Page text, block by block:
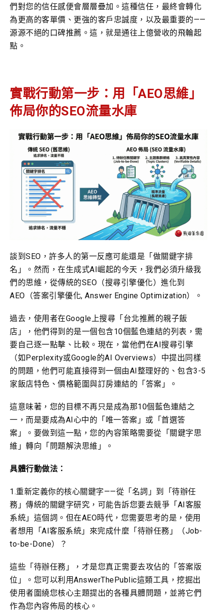
們對您的信任感便會層層疊加。這種信任，最終會轉化
為更高的客單價、更強的客戶忠誠度，以及最重要的——
源源不絕的口碑推薦。這，就是通往上億營收的飛輪起
點。
實戰行動第一步：用「AEO思維」
佈局你的SEO流量水庫
談到SEO，許多人的第一反應可能還是「做關鍵字排
名」。然而，在生成式AI崛起的今天，我們必須升級我
們的思維，從傳統的SEO（搜尋引擎優化）進化到
AEO（答案引擎優化, Answer Engine Optimization）。
過去，使用者在Google上搜尋「台北推薦的親子飯
店」，他們得到的是一個包含10個藍色連結的列表，需
要自己逐一點擊、比較。現在，當他們在AI搜尋引擎
（如Perplexity或Google的AI Overviews）中提出同樣
的問題，他們可能直接得到一個由AI整理好的、包含3-5
家飯店特色、價格範圍與訂房連結的「答案」。
這意味著，您的目標不再只是成為那10個藍色連結之
一，而是要成為AI心中的「唯一答案」或「首選答
案」。要做到這一點，您的內容策略需要從「關鍵字思
維」轉向「問題解決思維」。
具體行動做法：
1.重新定義你的核心關鍵字——從「名詞」到「待辦任
務」傳統的關鍵字研究，可能告訴您要去競爭「AI客服
系統」這個詞。但在AEO時代，您需要思考的是，使用
者想用「AI客服系統」來完成什麼「待辦任務」（Job-
to-be-Done）？
這些「待辦任務」，才是您真正需要去攻佔的「答案版
位」。您可以利用AnswerThePublic這類工具，挖掘出
使用者圍繞您核心主題提出的各種具體問題，並將它們
作為您內容佈局的核心。